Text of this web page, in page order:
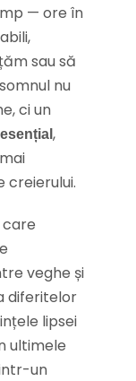
— ore în
sau să
nu
ci un
,
creierului.
care
veghe și
diferitelor
lipsei
ultimele
un